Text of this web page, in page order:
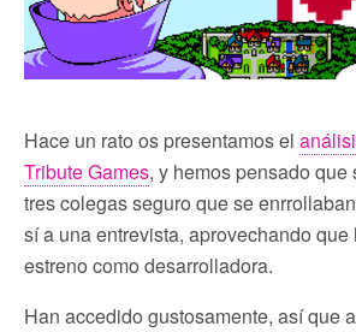
Hace un rato os presentamos el
Tribute Games, y hemos pensado que
tres colegas seguro que se
sí a una entrevista, aprovechando
estreno como desarrolladora.
Han accedido gustosamente, así que